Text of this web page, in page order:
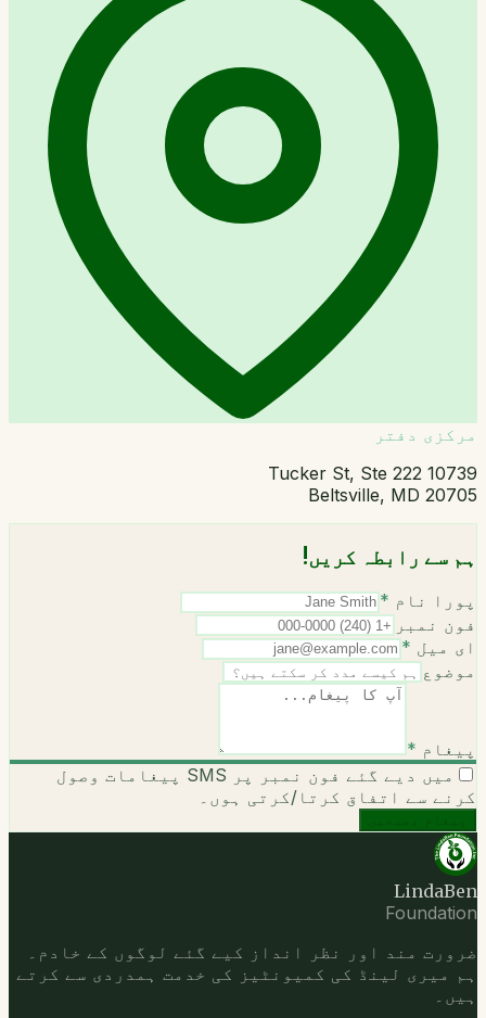
مرکزی دفتر
10739 Tucker St, Ste 222
Beltsville, MD 20705
ہم سے رابطہ کریں!
پورا نام *
فون نمبر
ای میل *
موضوع
پیغام *
میں دیے گئے فون نمبر پر SMS پیغامات وصول
کرنے سے اتفاق کرتا/کرتی ہوں۔
LindaBen
Foundation
ضرورت مند اور نظر انداز کیے گئے لوگوں کے خادم۔
ہم میری لینڈ کی کمیونٹیز کی خدمت ہمدردی سے کرتے
ہیں۔